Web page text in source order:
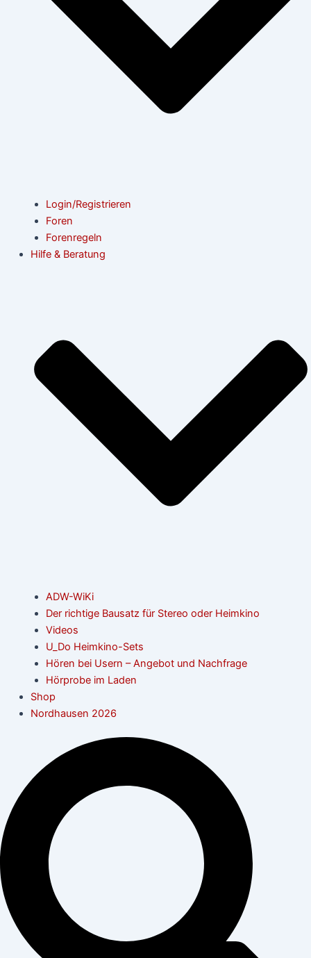
Login/Registrieren
Foren
Forenregeln
Hilfe & Beratung
ADW-WiKi
Der richtige Bausatz für Stereo oder Heimkino
Videos
U_Do Heimkino-Sets
Hören bei Usern – Angebot und Nachfrage
Hörprobe im Laden
Shop
Nordhausen 2026